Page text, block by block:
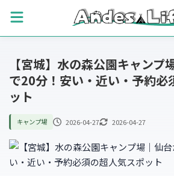
【宮城】水の森公園キャンプ
で20分！安い・近い・予約必
ット
キャンプ場 2026-04-27 2026-04-27